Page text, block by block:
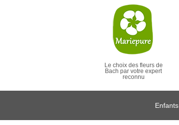
Le choix des fleurs de
Bach par votre expert
reconnu
Enfants